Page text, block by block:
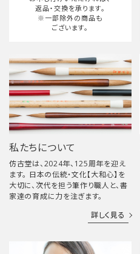
返品・交換を承ります。
※一部除外の商品も
ございます。
私たちについて
仿古堂は、2024年、125周年を迎え
ます。 日本の伝統・文化【大和心】を
大切に、次代を担う筆作り職人と、書
家達の育成に力を注ぎます。
詳しく見る